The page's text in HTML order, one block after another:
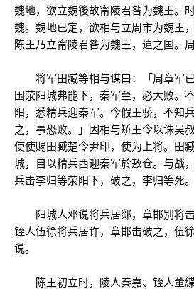
魏地，欲立魏後故甯陵君咎为魏王。
魏。魏地已定，欲相与立周市为魏王
陈王乃立甯陵君咎为魏王，遣之国。
将军田臧等相与谋曰：「周章军已
围荥阳城弗能下，秦军至，必大败。
阳，悉精兵迎秦军。今假王骄，不知
之，事恐败。」因相与矫王令以诛吴
使使赐田臧楚令尹印，使为上将。田
城，自以精兵西迎秦军於敖仓。与战
兵击李归等荥阳下，破之，李归等死。
阳城人邓说将兵居郯，章邯别将击
铚人伍徐将兵居许，章邯击破之，伍
说。
陈王初立时，陵人秦嘉、铚人董緤